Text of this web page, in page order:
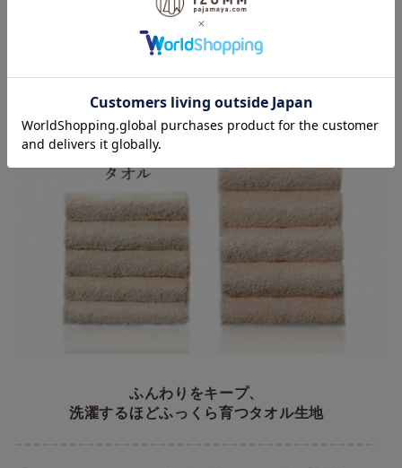
られた「エアーかおる」を使用しています。
ふんわりをキープ、
洗濯するほどふっくら育つタオル生地